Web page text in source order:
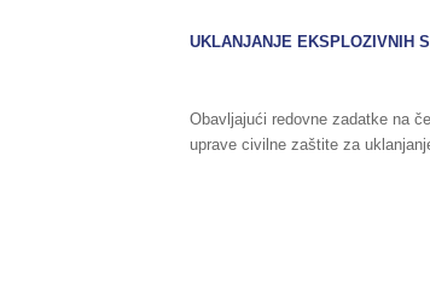
UKLANJANJE EKSPLOZIVNIH
Obavljajući redovne zadatke na
uprave civilne zaštite za